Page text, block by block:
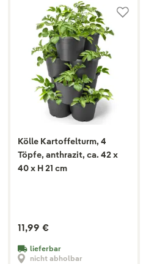
Kölle Kartoffelturm, 4
Töpfe, anthrazit, ca. 42 x
40 x H 21 cm
11,99 €
lieferbar
nicht abholbar